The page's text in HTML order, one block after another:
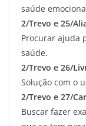
saúde
2/Trevo e 25/
Procurar ajuda
saúde.
2/Trevo e 26/
Solução com o
2/Trevo e 27/
Buscar fazer